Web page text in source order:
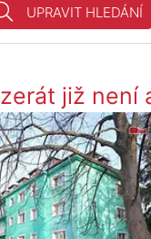
UPRAVIT HLEDÁNÍ
již není